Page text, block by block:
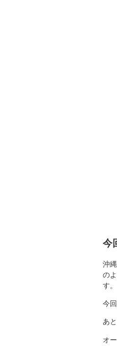
今
沖
の
す。
今
あ
オ